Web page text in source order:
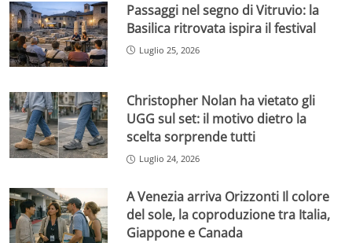
Passaggi nel segno di Vitruvio: la
Basilica ritrovata ispira il festival
Luglio 25, 2026
Christopher Nolan ha vietato gli
UGG sul set: il motivo dietro la
scelta sorprende tutti
Luglio 24, 2026
A Venezia arriva Orizzonti Il colore
del sole, la coproduzione tra Italia,
Giappone e Canada